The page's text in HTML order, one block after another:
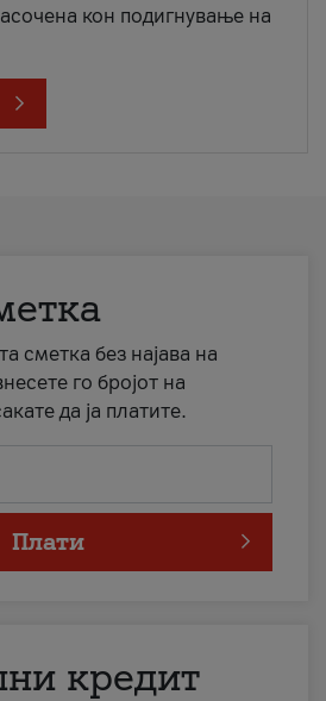
кон подигнување на
сметка без најава на
го бројот на
да ја платите.
Плати
кредит